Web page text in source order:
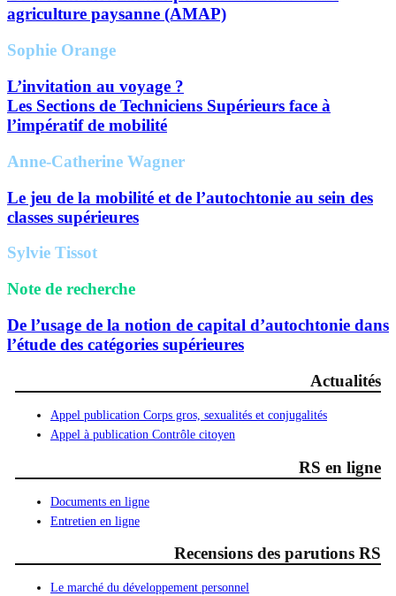
agriculture paysanne (AMAP)
Sophie Orange
L’invitation au voyage ?
Les Sections de Techniciens Supérieurs face à
l’impératif de mobilité
Anne-Catherine Wagner
Le jeu de la mobilité et de l’autochtonie au sein des
classes supérieures
Sylvie Tissot
Note de recherche
De l’usage de la notion de capital d’autochtonie dans
l’étude des catégories supérieures
Actualités
Appel publication Corps gros, sexualités et conjugalités
Appel à publication Contrôle citoyen
RS en ligne
Documents en ligne
Entretien en ligne
Recensions des parutions RS
Le marché du développement personnel